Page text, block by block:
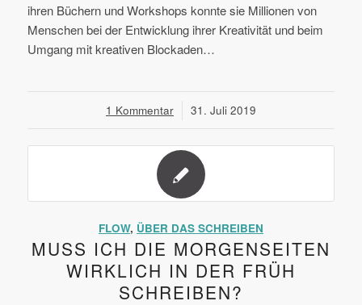
ihren Büchern und Workshops konnte sie Millionen von
Menschen bei der Entwicklung ihrer Kreativität und beim
Umgang mit kreativen Blockaden…
1 Kommentar
/ 31. Juli 2019
FLOW, ÜBER DAS SCHREIBEN
MUSS ICH DIE MORGENSEITEN
WIRKLICH IN DER FRÜH
SCHREIBEN?